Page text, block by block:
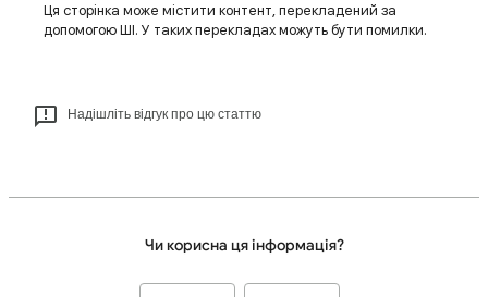
Ця сторінка може містити контент, перекладений за
допомогою ШІ. У таких перекладах можуть бути помилки.
Надішліть відгук про цю статтю
Чи корисна ця інформація?